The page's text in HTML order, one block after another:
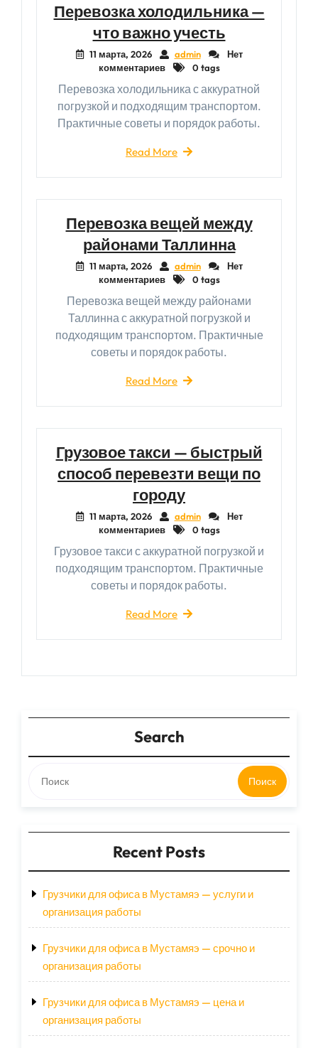
Перевозка холодильника —
что важно учесть
11 марта, 2026 admin
Нет
комментариев
0 tags
Перевозка холодильника с аккуратной
погрузкой и подходящим транспортом.
Практичные советы и порядок работы.
Read More
Перевозка вещей между
районами Таллинна
11 марта, 2026 admin
Нет
комментариев
0 tags
Перевозка вещей между районами
Таллинна с аккуратной погрузкой и
подходящим транспортом. Практичные
советы и порядок работы.
Read More
Грузовое такси — быстрый
способ перевезти вещи по
городу
11 марта, 2026 admin
Нет
комментариев
0 tags
Грузовое такси с аккуратной погрузкой и
подходящим транспортом. Практичные
советы и порядок работы.
Read More
Search
Поиск
Recent Posts
Грузчики для офиса в Мустамяэ — услуги и
организация работы
Грузчики для офиса в Мустамяэ — срочно и
организация работы
Грузчики для офиса в Мустамяэ — цена и
организация работы